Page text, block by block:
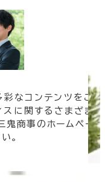
彩なコンテンツをご
スに関するさまざま
鬼商事のホームペー
。